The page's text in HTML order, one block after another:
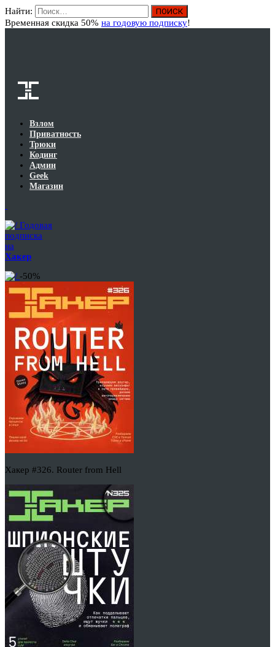
Найти:
Временная скидка 50% на годовую подписку!
Взлом
Приватность
Трюки
Кодинг
Админ
Geek
Магазин
Годовая
подписка
на
Хакер
-50%
Хакер #326. Router from Hell